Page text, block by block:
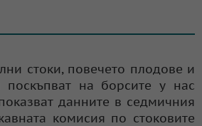
стоки, повечето плодове и
поскъпват на борсите у нас
данните в седмичния
комисия по стоковите